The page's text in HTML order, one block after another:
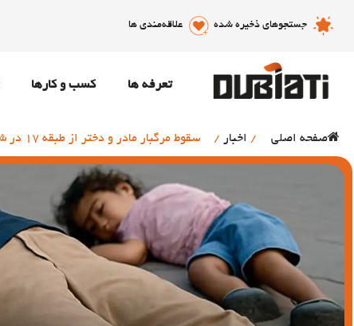
جستجوهای ذخیره شده علاقه‌مندی ها
تعرفه ها کسب و کارها
صفحه اصلی / اخبار / سقوط مرگبار مادر و دختر از طبقه 17 در شارجه